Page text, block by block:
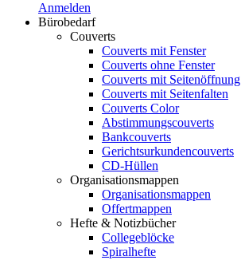
Anmelden
Bürobedarf
Couverts
Couverts mit Fenster
Couverts ohne Fenster
Couverts mit Seitenöffnung
Couverts mit Seitenfalten
Couverts Color
Abstimmungscouverts
Bankcouverts
Gerichtsurkundencouverts
CD-Hüllen
Organisationsmappen
Organisationsmappen
Offertmappen
Hefte & Notizbücher
Collegeblöcke
Spiralhefte